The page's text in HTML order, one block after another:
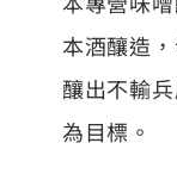
本酒釀造
釀出不輸
為目標。